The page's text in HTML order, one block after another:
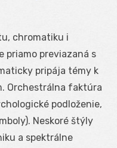
chromatiku i
priamo previazaná s
pripája témy k
Orchestrálna faktúra
podloženie,
Neskoré štýly
a spektrálne